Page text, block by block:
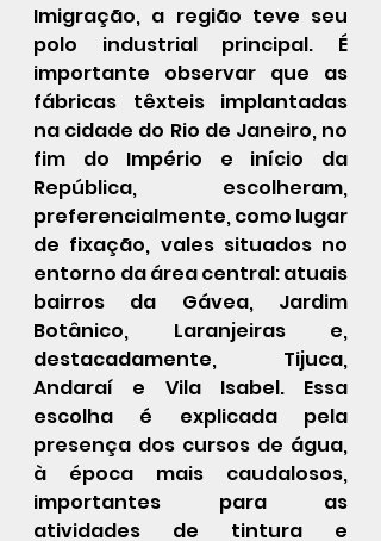
Imigração, a região teve seu
polo industrial principal. É
importante observar que as
fábricas têxteis implantadas
na cidade do Rio de Janeiro, no
fim do Império e início da
República, escolheram,
preferencialmente, como lugar
de fixação, vales situados no
entorno da área central: atuais
bairros da Gávea, Jardim
Botânico, Laranjeiras e,
destacadamente, Tijuca,
Andaraí e Vila Isabel. Essa
escolha é explicada pela
presença dos cursos de água,
à época mais caudalosos,
importantes para as
atividades de tintura e